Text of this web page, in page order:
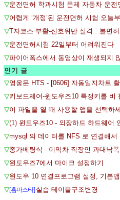
▽운전면허 학과시험 문제 자동차 운전
▽어렵게 ‘개정’된 운전면허 시험 오늘
▽T자코스 부활-신호위반 실격…불면
▽운전면허시험 22일부터 어려워진다
▽파이어폭스에서 동영상이 재생되지
인기 글
▽영웅문 HTS - [0606] 자동일지차트
▽키보드제어-윈도우즈10 특정키를 비
▽이 파일을 열 때 사용할 앱을 선택하
▽(1) 윈도우즈10 - 외장하드 하드웨어
▽mysql 의 데이터를 NFS 로 연결해
▽종가베팅식 - 이익차 직장인 과대낙
▽윈도우즈7에서 마이크 설정하기
▽윈도우 10 연결프로그램 설정, 기본
▽[홈마스타] 실습-테이블구조변경